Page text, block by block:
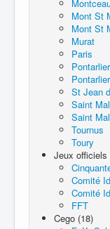
Mont St
Mont St
Murat
Paris
St Jean
Saint
Saint
Tournus
Toury
Jeux officiels
Comité
Comité
FFT
Cego (18)